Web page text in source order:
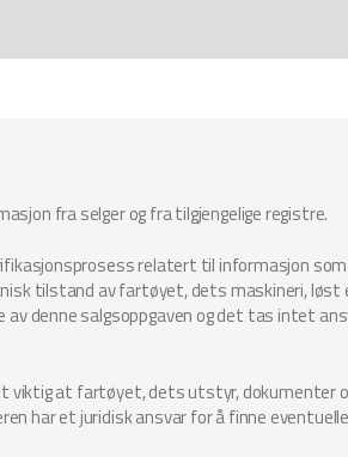
fra selger og fra tilgjengelige registre.
relatert til informasjon
tilstand av fartøyet, dets maskineri,
denne salgsoppgaven og det tas intet
viktig at fartøyet, dets utstyr,
har et juridisk ansvar for å finne